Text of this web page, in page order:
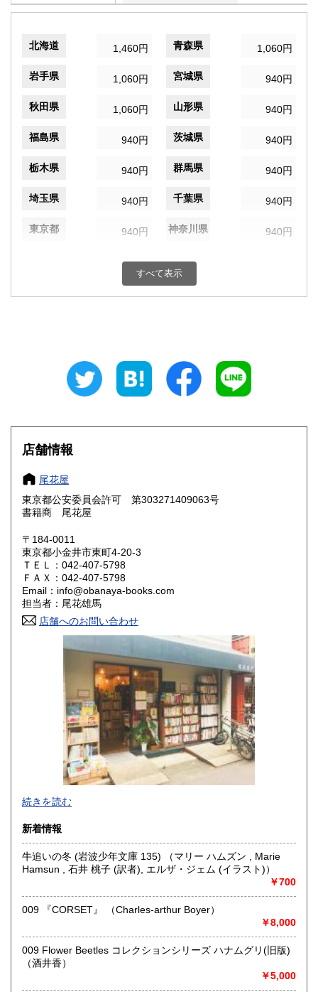
北海道 1,460円 青森県 1,060円
岩手県 1,060円 宮城県 940円
秋田県 1,060円 山形県 940円
福島県 940円 茨城県 940円
栃木県 940円 群馬県 940円
埼玉県 940円 千葉県 940円
東京都 940円 神奈川県 940円
940円 富山県
940円 三重県
大阪府
奈良県
鳥取県 1,190円 島根県
岡山県
山口県 1,190円
香川県 1,190円 愛媛県
高知県 1,190円
1,460円 長崎県
1,460円 大分県
1,460円 鹿児島県
1,460円
すべて表示
店舗情報
尾花屋
東京都公安委員会許可 第303271409063号
書籍商 尾花屋
〒184-0011
東京都小金井市東町4-20-3
ＴＥＬ：042-407-5798
ＦＡＸ：042-407-5798
Email：info@obanaya-books.com
担当者：尾花雄馬
店舗へのお問い合わせ
東京都小金井市にある店舗で古本、古書の買取や販売をして
おります。
終活・実家整理で古書や古い資料などが出てきたらご相談く
ださい。
いつでもご対応させていただきます。
東京都小金井市東町4-20-3
042-407-5798
最寄駅：東小金井駅
営業時間：10:00～19:00
定休日：木曜日
続きを読む
新着情報
牛追いの冬 (岩波少年文庫 135) （マリー ハムズン , Marie
Hamsun , 石井 桃子 (訳者), エルザ・ジェム (イラスト)）
￥700
009 『CORSET』 （Charles-arthur Boyer）
￥8,000
009 Flower Beetles コレクションシリーズ ハナムグリ(旧版)
（酒井香）
￥5,000